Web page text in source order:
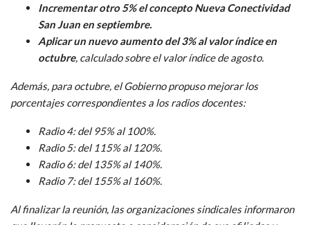
Incrementar otro 5% el concepto Nueva Conectividad
San Juan en septiembre.
Aplicar un nuevo aumento del 3% al valor índice en
octubre, calculado sobre el valor índice de agosto.
Además, para octubre, el Gobierno propuso mejorar los
porcentajes correspondientes a los radios docentes:
Radio 4: del 95% al 100%.
Radio 5: del 115% al 120%.
Radio 6: del 135% al 140%.
Radio 7: del 155% al 160%.
Al finalizar la reunión, las organizaciones sindicales informaron